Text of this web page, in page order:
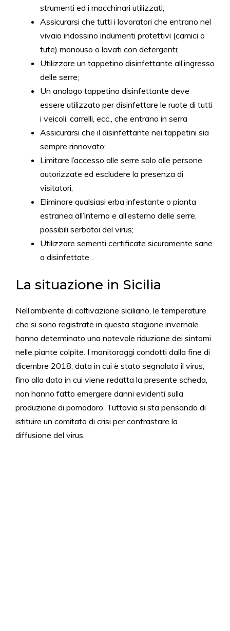
strumenti ed i macchinari utilizzati;
Assicurarsi che tutti i lavoratori che entrano nel
vivaio indossino indumenti protettivi (camici o
tute) monouso o lavati con detergenti;
Utilizzare un tappetino disinfettante all’ingresso
delle serre;
Un analogo tappetino disinfettante deve
essere utilizzato per disinfettare le ruote di tutti
i veicoli, carrelli, ecc., che entrano in serra
Assicurarsi che il disinfettante nei tappetini sia
sempre rinnovato;
Limitare l’accesso alle serre solo alle persone
autorizzate ed escludere la presenza di
visitatori;
Eliminare qualsiasi erba infestante o pianta
estranea all’interno e all’esterno delle serre,
possibili serbatoi del virus;
Utilizzare sementi certificate sicuramente sane
o disinfettate .
La situazione in Sicilia
Nell’ambiente di coltivazione siciliano, le temperature
che si sono registrate in questa stagione invernale
hanno determinato una notevole riduzione dei sintomi
nelle piante colpite. I monitoraggi condotti dalla fine di
dicembre 2018, data in cui è stato segnalato il virus,
fino alla data in cui viene redatta la presente scheda,
non hanno fatto emergere danni evidenti sulla
produzione di pomodoro. Tuttavia si sta pensando di
istituire un comitato di crisi per contrastare la
diffusione del virus.